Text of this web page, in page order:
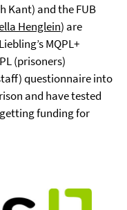
Kant) and the FUB
Henglein) are
MQPL+
(prisoners)
questionnaire into
and have tested
funding for